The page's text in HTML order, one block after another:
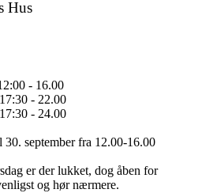
Hus
- 16.00
- 22.00
- 24.00
30. september fra 12.00-16.00
er der lukket, dog åben for
og hør nærmere.